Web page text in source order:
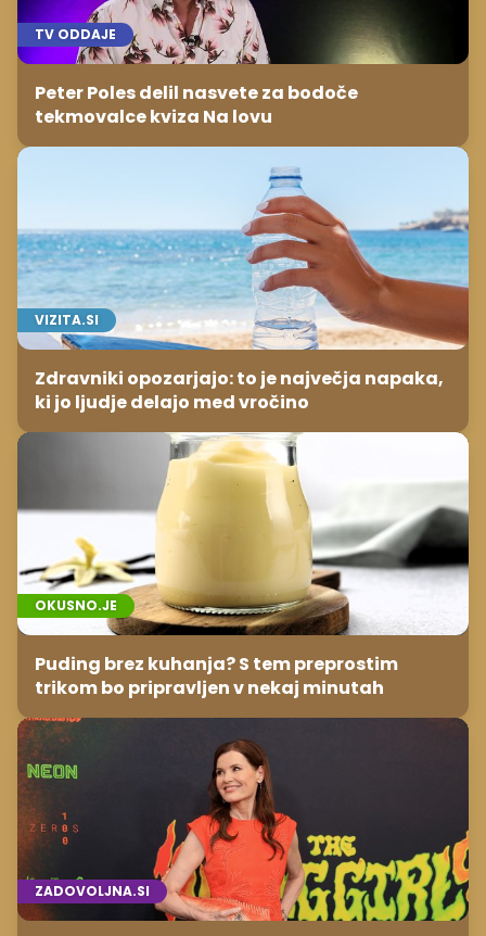
TV ODDAJE
Peter Poles delil nasvete za bodoče
tekmovalce kviza Na lovu
VIZITA.SI
Zdravniki opozarjajo: to je največja napaka,
ki jo ljudje delajo med vročino
OKUSNO.JE
Puding brez kuhanja? S tem preprostim
trikom bo pripravljen v nekaj minutah
ZADOVOLJNA.SI